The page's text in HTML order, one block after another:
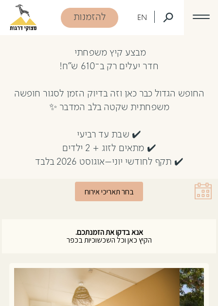
EN להזמנות
הזמנת חדרי יעלים
מבצע קיץ משפחתי
חדר יעלים רק ב־610 ש”ח!
החופש הגדול כבר כאן וזה בדיוק הזמן לסגור חופשה
משפחתית שקטה בלב המדבר ✨
✔️ שבת עד רביעי
✔️ מתאים לזוג + 2 ילדים
✔️ תקף לחודשי יוני–אוגוסט 2026 בלבד